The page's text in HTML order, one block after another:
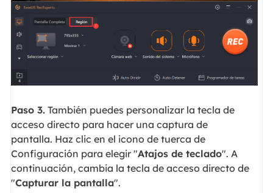
Paso 3.También puedes personalizar la tecla de
acceso directo para hacer una captura de
pantalla. Haz clic en el icono de tuerca de
Configuración para elegir "Atajos de teclado". A
continuación, cambia la tecla de acceso directo de
"Capturar la pantalla".